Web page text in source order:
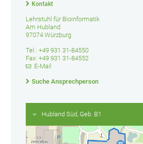
Kontakt
Lehrstuhl für Bioinformatik
Am Hubland
97074 Würzburg
Tel.: +49 931 31-84550
Fax: +49 931 31-84552
E-Mail
Suche Ansprechperson
Hubland Süd, Geb. B1